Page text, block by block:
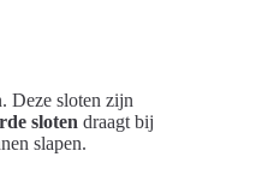
Deze sloten zijn
sloten draagt bij
slapen.